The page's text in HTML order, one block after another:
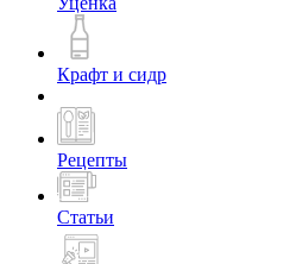
Крафт и сидр
Рецепты
Статьи